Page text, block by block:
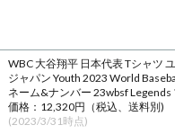
WBC 大谷翔平 日本代表 Tシャツ
ジャパン Youth 2023 World
ネーム&ナンバー 23wbsf Legends
価格：12,320円（税込、送料別)
(2023/3/31時点)